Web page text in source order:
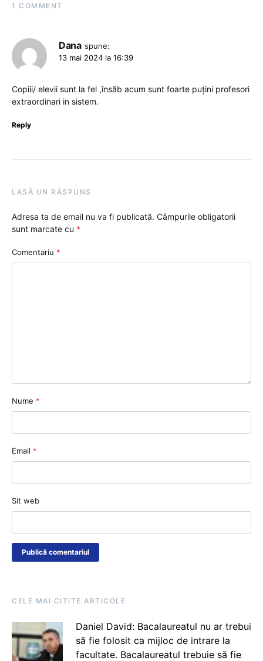
1 COMMENT
Dana spune:
13 mai 2024 la 16:39
Copiii/ elevii sunt la fel ,însăb acum sunt foarte puțini profesori
extraordinari in sistem.
Reply
LASĂ UN RĂSPUNS
Adresa ta de email nu va fi publicată. Câmpurile obligatorii
sunt marcate cu *
Comentariu *
Nume *
Email *
Sit web
CELE MAI CITITE ARTICOLE
Daniel David: Bacalaureatul nu ar trebui
să fie folosit ca mijloc de intrare la
facultate. Bacalaureatul trebuie să fie